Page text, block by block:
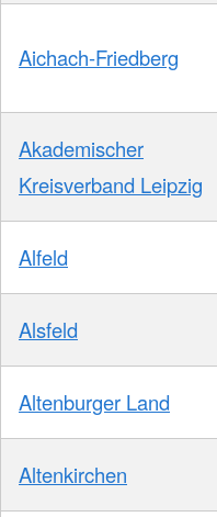
Aichach-Friedberg
Akademischer
Kreisverband Leipzig
Alfeld
Alsfeld
Altenburger Land
Altenkirchen